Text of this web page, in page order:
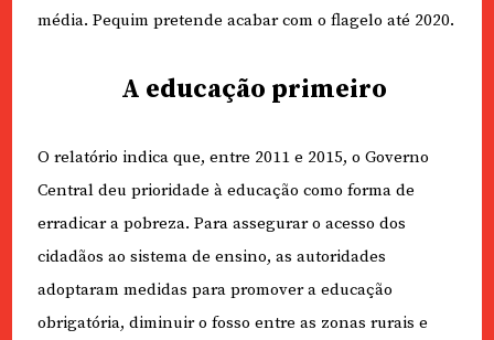
média. Pequim pretende acabar com o flagelo até 2020.
A educação primeiro
O relatório indica que, entre 2011 e 2015, o Governo
Central deu prioridade à educação como forma de
erradicar a pobreza. Para assegurar o acesso dos
cidadãos ao sistema de ensino, as autoridades
adoptaram medidas para promover a educação
obrigatória, diminuir o fosso entre as zonas rurais e